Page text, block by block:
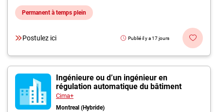
Permanent à temps plein
Postulez ici Publié il y a 17 jours
Ingénieure ou d’un ingénieur en
régulation automatique du bâtiment
Cima+
Montreal (Hybride)